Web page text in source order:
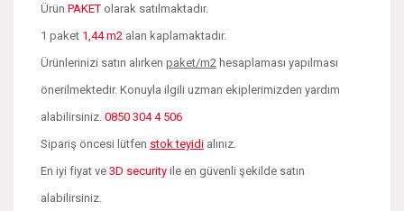
Ürün PAKET olarak satılmaktadır.
1 paket 1,44 m2 alan kaplamaktadır.
Ürünlerinizi satın alırken paket/m2 hesaplaması yapılması
önerilmektedir. Konuyla ilgili uzman ekiplerimizden yardım
alabilirsiniz. 0850 304 4 506
Sipariş öncesi lütfen stok teyidi alınız.
En iyi fiyat ve 3D security ile en güvenli şekilde satın
alabilirsiniz.